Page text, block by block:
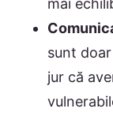
mai
sunt
jur că